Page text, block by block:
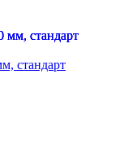
стандарт